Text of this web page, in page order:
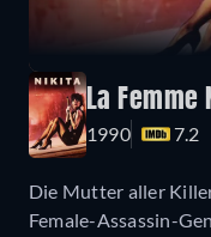
La Femme
1990 7.2
Die Mutter aller
Female-Assassin-